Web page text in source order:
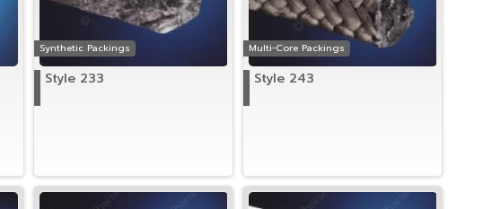
Synthetic Packings
Style 233
Multi-Core Packings
Style 243